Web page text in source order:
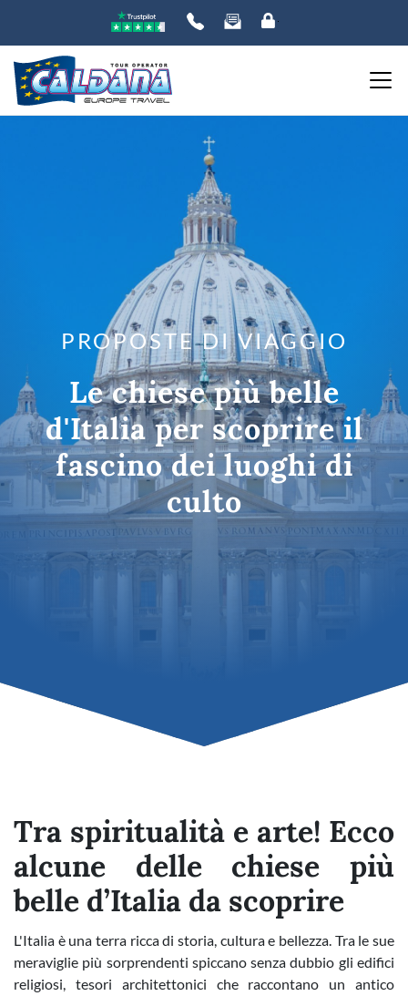
PROPOSTE DI VIAGGIO
Le chiese più belle
d'Italia per scoprire il
fascino dei luoghi di
culto
Tra spiritualità e arte! Ecco
alcune delle chiese più
belle d’Italia da scoprire
L'Italia è una terra ricca di storia, cultura e bellezza. Tra le sue
meraviglie più sorprendenti spiccano senza dubbio gli edifici
religiosi, tesori architettonici che raccontano un antico